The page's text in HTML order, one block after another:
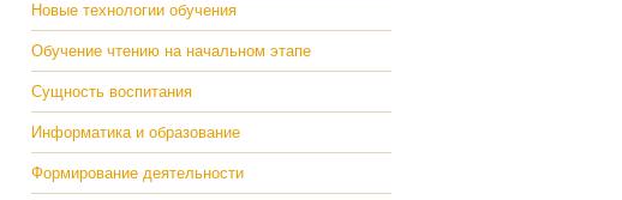
Новые технологии обучения
Обучение чтению на начальном этапе
Сущность воспитания
Информатика и образование
Формирование деятельности